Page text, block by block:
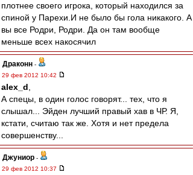
плотнее своего игрока, который находился за
спиной у Парехи.И не было бы гола никакого. А
вы все Родри, Родри. Да он там вообще
меньше всех накосячил
Драконн -
29 фев 2012 10:42
alex_d
А спецы, в один голос говорят... тех, что я
слышал... Эйден лучший правый хав в ЧР. Я,
кстати, считаю так же. Хотя и нет предела
совершенству...
Джуниор -
29 фев 2012 10:37